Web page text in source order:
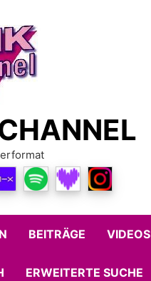
BEITRÄGE VIDEOS
ERWEITERTE SUCHE